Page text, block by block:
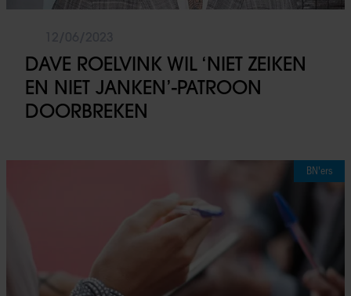
DAVE ROELVINK WIL ‘NIET ZEIKEN
EN NIET JANKEN’-PATROON
DOORBREKEN
BN'ers